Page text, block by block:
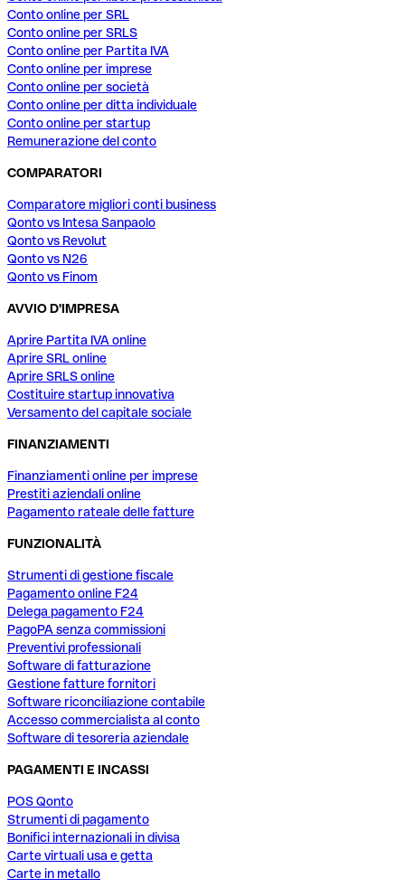
Conto online per SRL
Conto online per SRLS
Conto online per Partita IVA
Conto online per imprese
Conto online per società
Conto online per ditta individuale
Conto online per startup
Remunerazione del conto
COMPARATORI
Comparatore migliori conti business
Qonto vs Intesa Sanpaolo
Qonto vs Revolut
Qonto vs N26
Qonto vs Finom
AVVIO D'IMPRESA
Aprire Partita IVA online
Aprire SRL online
Aprire SRLS online
Costituire startup innovativa
Versamento del capitale sociale
FINANZIAMENTI
Finanziamenti online per imprese
Prestiti aziendali online
Pagamento rateale delle fatture
FUNZIONALITÀ
Strumenti di gestione fiscale
Pagamento online F24
Delega pagamento F24
PagoPA senza commissioni
Preventivi professionali
Software di fatturazione
Gestione fatture fornitori
Software riconciliazione contabile
Accesso commercialista al conto
Software di tesoreria aziendale
PAGAMENTI E INCASSI
POS Qonto
Strumenti di pagamento
Bonifici internazionali in divisa
Carte virtuali usa e getta
Carte in metallo